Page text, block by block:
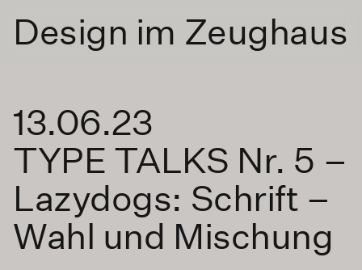
Design im Zeughaus
13.06.23
TYPE TALKS Nr. 5 –
Lazydogs: Schrift –
Wahl und Mischung